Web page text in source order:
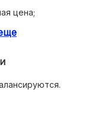
цена;
конструкция.